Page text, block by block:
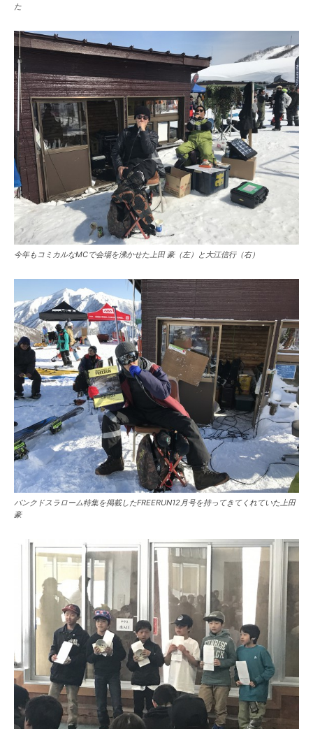
た
今年もコミカルなMCで会場を沸かせた上田 豪（左）と大江信行（右）
バンクドスラローム特集を掲載したFREERUN12月号を持ってきてくれていた上田
豪